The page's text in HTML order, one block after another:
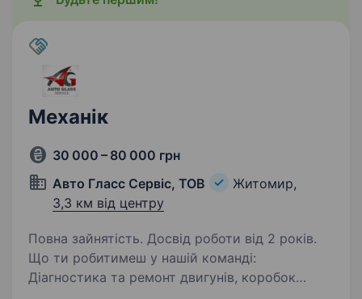
Механік
30 000 – 80 000 грн
Авто Гласс Сервіс, ТОВ
Житомир,
3,3 км від центру
Повна зайнятість. Досвід роботи від 2 років.
Що ти робитимеш у нашій команді:
Діагностика та ремонт двигунів, коробок